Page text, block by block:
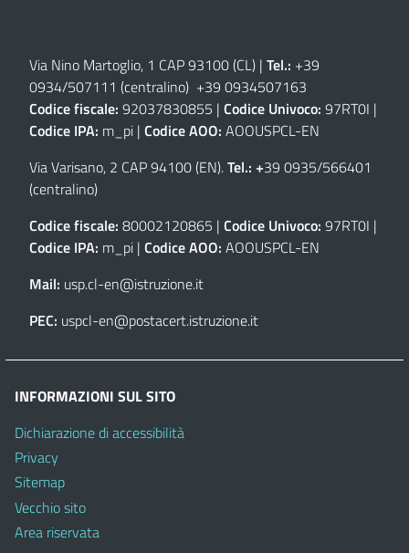
Via Nino Martoglio, 1 CAP 93100 (CL) | Tel.: +39
0934/507111 (centralino) +39 0934507163
Codice fiscale: 92037830855 | Codice Univoco: 97RT0I |
Codice IPA: m_pi | Codice AOO: AOOUSPCL-EN
Via Varisano, 2 CAP 94100 (EN).Tel.: +39 0935/566401
(centralino)
Codice fiscale: 80002120865 | Codice Univoco: 97RT0I |
Codice IPA: m_pi | Codice AOO: AOOUSPCL-EN
Mail: usp.cl-en@istruzione.it
PEC: uspcl-en@postacert.istruzione.it
INFORMAZIONI SUL SITO
Dichiarazione di accessibilità
Privacy
Sitemap
Vecchio sito
Area riservata